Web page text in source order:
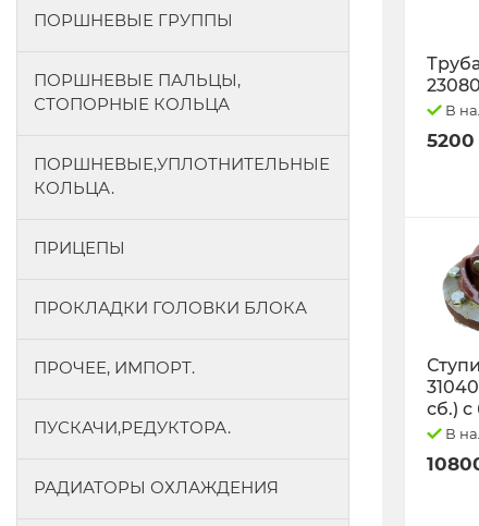
ПОРШНЕВЫЕ ГРУППЫ
ПОРШНЕВЫЕ ПАЛЬЦЫ,
СТОПОРНЫЕ КОЛЬЦА
ПОРШНЕВЫЕ,УПЛОТНИТЕЛЬНЫЕ
КОЛЬЦА.
ПРИЦЕПЫ
ПРОКЛАДКИ ГОЛОВКИ БЛОКА
ПРОЧЕЕ, ИМПОРТ.
ПУСКАЧИ,РЕДУКТОРА.
РАДИАТОРЫ ОХЛАЖДЕНИЯ
В
5200
сб.)
В